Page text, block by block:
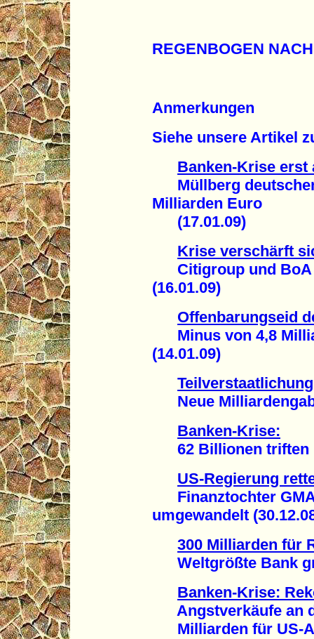
REGENBOGEN
Anmerkungen
Siehe unsere Artikel
Banken-Krise erst
Müllberg
Milliarden Euro
(17.01.09)
Krise verschärft
Citigroup und BoA
(16.01.09)
Offenbarungseid
Minus von 4,8
(14.01.09)
Neue
Banken-Krise:
62 Billionen triften
US-Regierung
Finanztochter
umgewandelt
300 Milliarden für
Weltgrößte Bank
Banken-Krise:
Angstverkäufe an
Milliarden für US-